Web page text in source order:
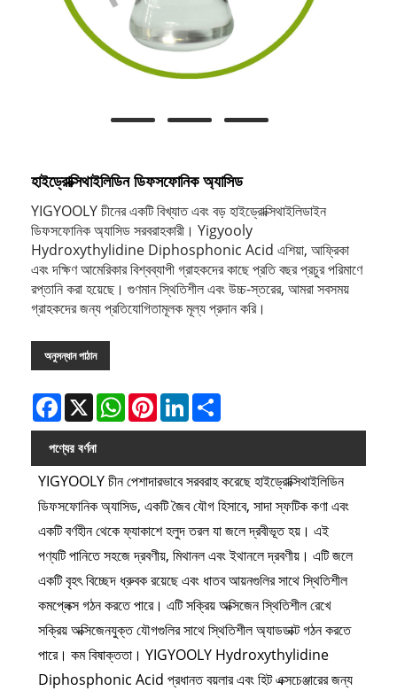
হাইড্রোক্সিথাইলিডিন ডিফসফোনিক অ্যাসিড
YIGYOOLY চীনের একটি বিখ্যাত এবং বড় হাইড্রোক্সিথাইলিডাইন
ডিফসফোনিক অ্যাসিড সরবরাহকারী। Yigyooly
Hydroxythylidine Diphosphonic Acid এশিয়া, আফ্রিকা
এবং দক্ষিণ আমেরিকার বিশ্বব্যাপী গ্রাহকদের কাছে প্রতি বছর প্রচুর পরিমাণে
রপ্তানি করা হয়েছে। গুণমান স্থিতিশীল এবং উচ্চ-স্তরের, আমরা সবসময়
গ্রাহকদের জন্য প্রতিযোগিতামূলক মূল্য প্রদান করি।
অনুসন্ধান পাঠান
Facebook
X WhatsAppPinterestLinkedIn
পণ্যের বর্ণনা
YIGYOOLY চীন পেশাদারভাবে সরবরাহ করেছে হাইড্রোক্সিথাইলিডিন
ডিফসফোনিক অ্যাসিড, একটি জৈব যৌগ হিসাবে, সাদা স্ফটিক কণা এবং
একটি বর্ণহীন থেকে ফ্যাকাশে হলুদ তরল যা জলে দ্রবীভূত হয়। এই
পণ্যটি পানিতে সহজে দ্রবণীয়, মিথানল এবং ইথানলে দ্রবণীয়। এটি জলে
একটি বৃহৎ বিচ্ছেদ ধ্রুবক রয়েছে এবং ধাতব আয়নগুলির সাথে স্থিতিশীল
কমপ্লেক্স গঠন করতে পারে। এটি সক্রিয় অক্সিজেন স্থিতিশীল রেখে
সক্রিয় অক্সিজেনযুক্ত যৌগগুলির সাথে স্থিতিশীল অ্যাডডাক্ট গঠন করতে
পারে। কম বিষাক্ততা। YIGYOOLY Hydroxythylidine
Diphosphonic Acid প্রধানত বয়লার এবং হিট এক্সচেঞ্জারের জন্য